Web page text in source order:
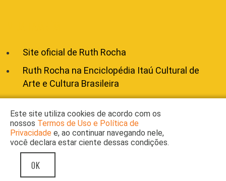
Site oficial de Ruth Rocha
Ruth Rocha na Enciclopédia Itaú Cultural de
Arte e Cultura Brasileira
Este site utiliza cookies de acordo com os
nossos Termos de Uso e Política de
Privacidade e, ao continuar navegando nele,
você declara estar ciente dessas condições.
OK
POLÍTICA DE PRIVACIDADE © 2016 COPYRIGHT ITAU CULTURAL